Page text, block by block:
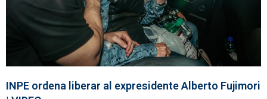
INPE ordena liberar al expresidente Alberto Fujimori